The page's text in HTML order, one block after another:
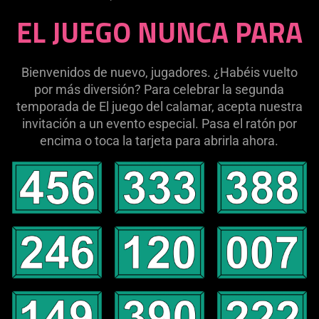
EL JUEGO NUNCA PARA
Bienvenidos de nuevo, jugadores. ¿Habéis vuelto
por más diversión? Para celebrar la segunda
temporada de El juego del calamar, acepta nuestra
invitación a un evento especial. Pasa el ratón por
encima o toca la tarjeta para abrirla ahora.